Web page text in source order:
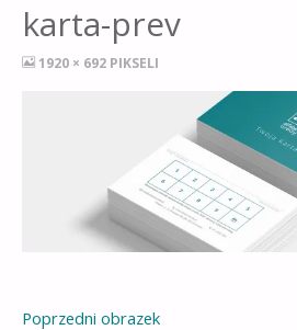
karta-prev
1920 × 692 PIKSELI
Poprzedni obrazek